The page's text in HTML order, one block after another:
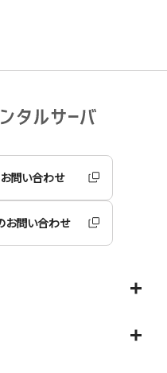
問い合わせ
お問い合わせ